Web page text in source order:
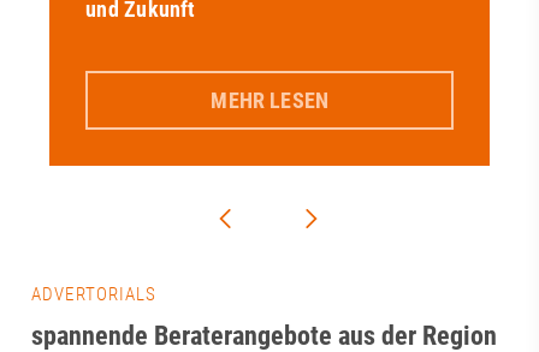
und Zukunft
MEHR LESEN
ADVERTORIALS
spannende Beraterangebote aus der Region